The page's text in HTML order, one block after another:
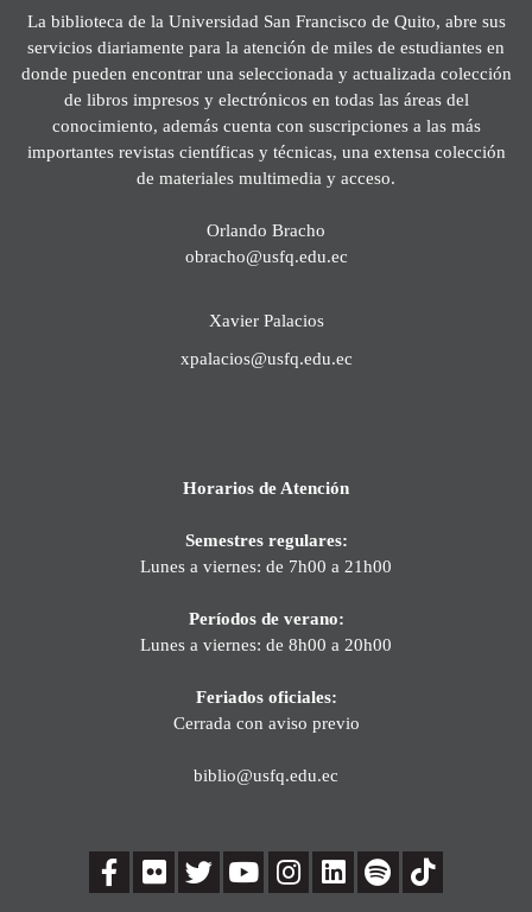
La biblioteca de la Universidad San Francisco de Quito, abre sus
servicios diariamente para la atención de miles de estudiantes en
donde pueden encontrar una seleccionada y actualizada colección
de libros impresos y electrónicos en todas las áreas del
conocimiento, además cuenta con suscripciones a las más
importantes revistas científicas y técnicas, una extensa colección
de materiales multimedia y acceso.
Orlando Bracho
obracho@usfq.edu.ec
Xavier Palacios
xpalacios@usfq.edu.ec
Horarios de Atención
Semestres regulares:
Lunes a viernes: de 7h00 a 21h00
Períodos de verano:
Lunes a viernes: de 8h00 a 20h00
Feriados oficiales:
Cerrada con aviso previo
biblio@usfq.edu.ec